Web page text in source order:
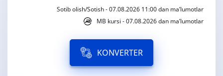
Sotib olish/Sotish - 07.08.2026 11:00 dan ma’lumotlar
MB kursi - 07.08.2026 dan ma’lumotlar
KONVERTER